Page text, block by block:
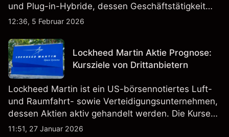
und Plug-in-Hybride, dessen Geschäftstätigkeit
Fahrzeugproduktion, Batterien und verwandte
Märkten umfasst.
12:36, 5 Februar 2026
Lockheed Martin Aktie Prognose:
Kursziele von Drittanbietern
Lockheed Martin ist ein US-börsennotiertes Luft-
und Raumfahrt- sowie Verteidigungsunternehmen,
dessen Aktien aktiv gehandelt werden. Die Kurse
werden von Unternehmensergebnissen,
11:51, 27 Januar 2026